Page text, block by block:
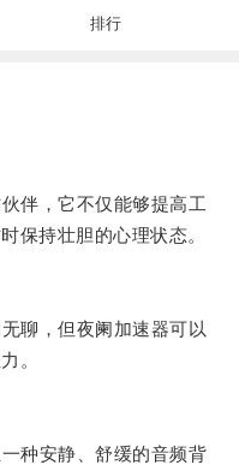
排行
伴，它不仅能够提高工
保持壮胆的心理状态。
，但夜阑加速器可以
。
种安静、舒缓的音频背